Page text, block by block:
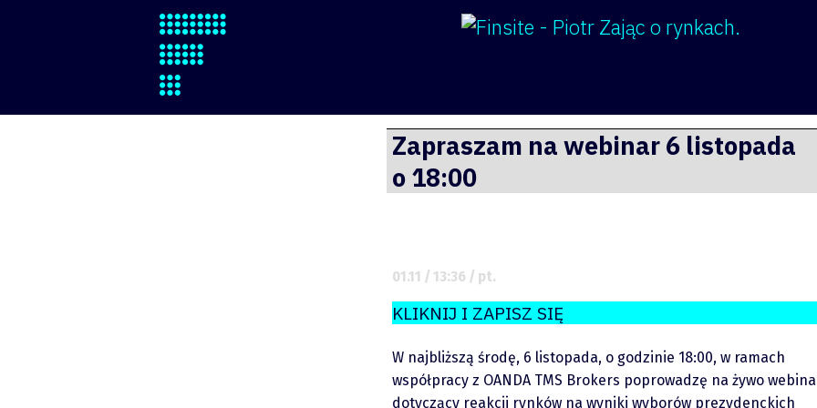
Finsite
Podcasty
Video
Zapraszam na webinar 6 listopada
o 18:00
01.11 / 13:36 / pt.
KLIKNIJ I ZAPISZ SIĘ
W najbliższą środę, 6 listopada, o godzinie 18:00, w ramach
współpracy z OANDA TMS Brokers poprowadzę na żywo
dotyczący reakcji rynków na wyniki wyborów prezydenckich